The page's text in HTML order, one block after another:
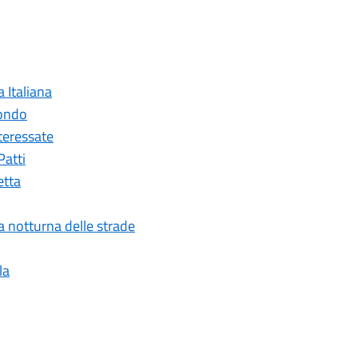
Italiana
notturna delle strade